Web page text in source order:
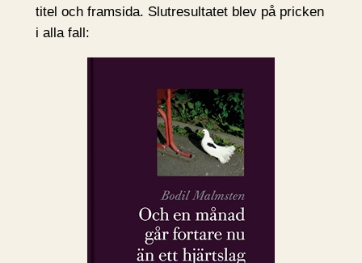
titel och framsida. Slutresultatet blev på pricken
i alla fall: